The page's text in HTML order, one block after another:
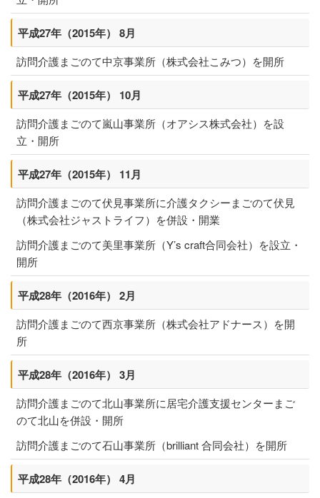
平成27年（2015年） 8月
訪問介護まごのて中京事業所（株式会社こみつ）を開所
平成27年（2015年） 10月
訪問介護まごのて嵐山事業所（オアシス株式会社）を設
立・開所
平成27年（2015年） 11月
訪問介護まごのて伏見事業所に介護タクシーまごのて伏見
（株式会社ジャストライフ）を併設・開業
訪問介護まごのて美里事業所（Y’s craft合同会社）を設立・
開所
平成28年（2016年） 2月
訪問介護まごのて西京事業所（株式会社アドナース）を開
所
平成28年（2016年） 3月
訪問介護まごのて北山事業所に居宅介護支援センターまご
のて北山を併設・開所
訪問介護まごのて石山事業所（brilliant 合同会社）を開所
平成28年（2016年） 4月